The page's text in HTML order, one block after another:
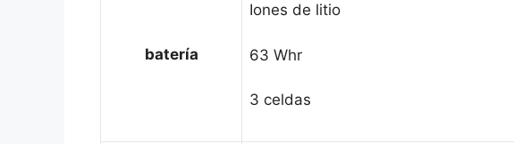
batería
Iones de litio
63 Whr
3 celdas